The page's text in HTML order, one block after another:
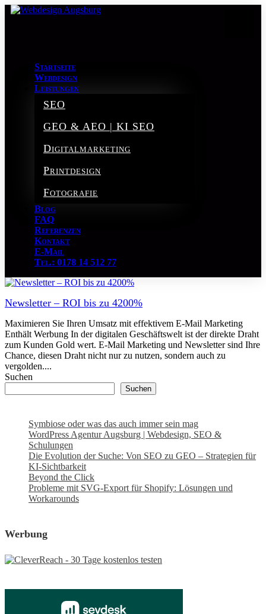
Startseite
Webdesign
Leistungen
SEO
GEO & AEO | KI SEO
Digitalmarketing
Printdesign
Fotografie
Blog
FAQ
Referenzen
Kontakt
E-Mail
Tel.: 0178 14 512 77
Newsletter – ROI bis zu 4200%
Maximieren Sie Ihren Umsatz mit effektivem E-Mail Marketing
Enthält Werbung In der digitalen Geschäftswelt ist der direkte Draht
zum Kunden Gold wert. E-Mail Marketing und Newsletter sind Ihre
Chance, diesen Draht nicht nur zu nutzen, sondern auch zu
vergolden....
Suchen
Suchen
Symbiose oder was das auch immer sein mag
WordPress Agentur Augsburg | Webdesign, SEO &
Schulungen
Die Evolution der Suche: Von SEO zu GEO – Strategien für
KI-Sichtbarkeit
Beyond the Click
Probleme mit SVG-Export für Shopify: Lösungen und
Workarounds
Werbung